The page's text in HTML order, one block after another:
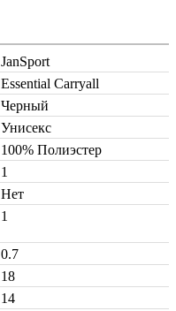
JanSport
Essential Carryall
Черный
Унисекс
100% Полиэстер
1
Нет
1
0.7
18
14